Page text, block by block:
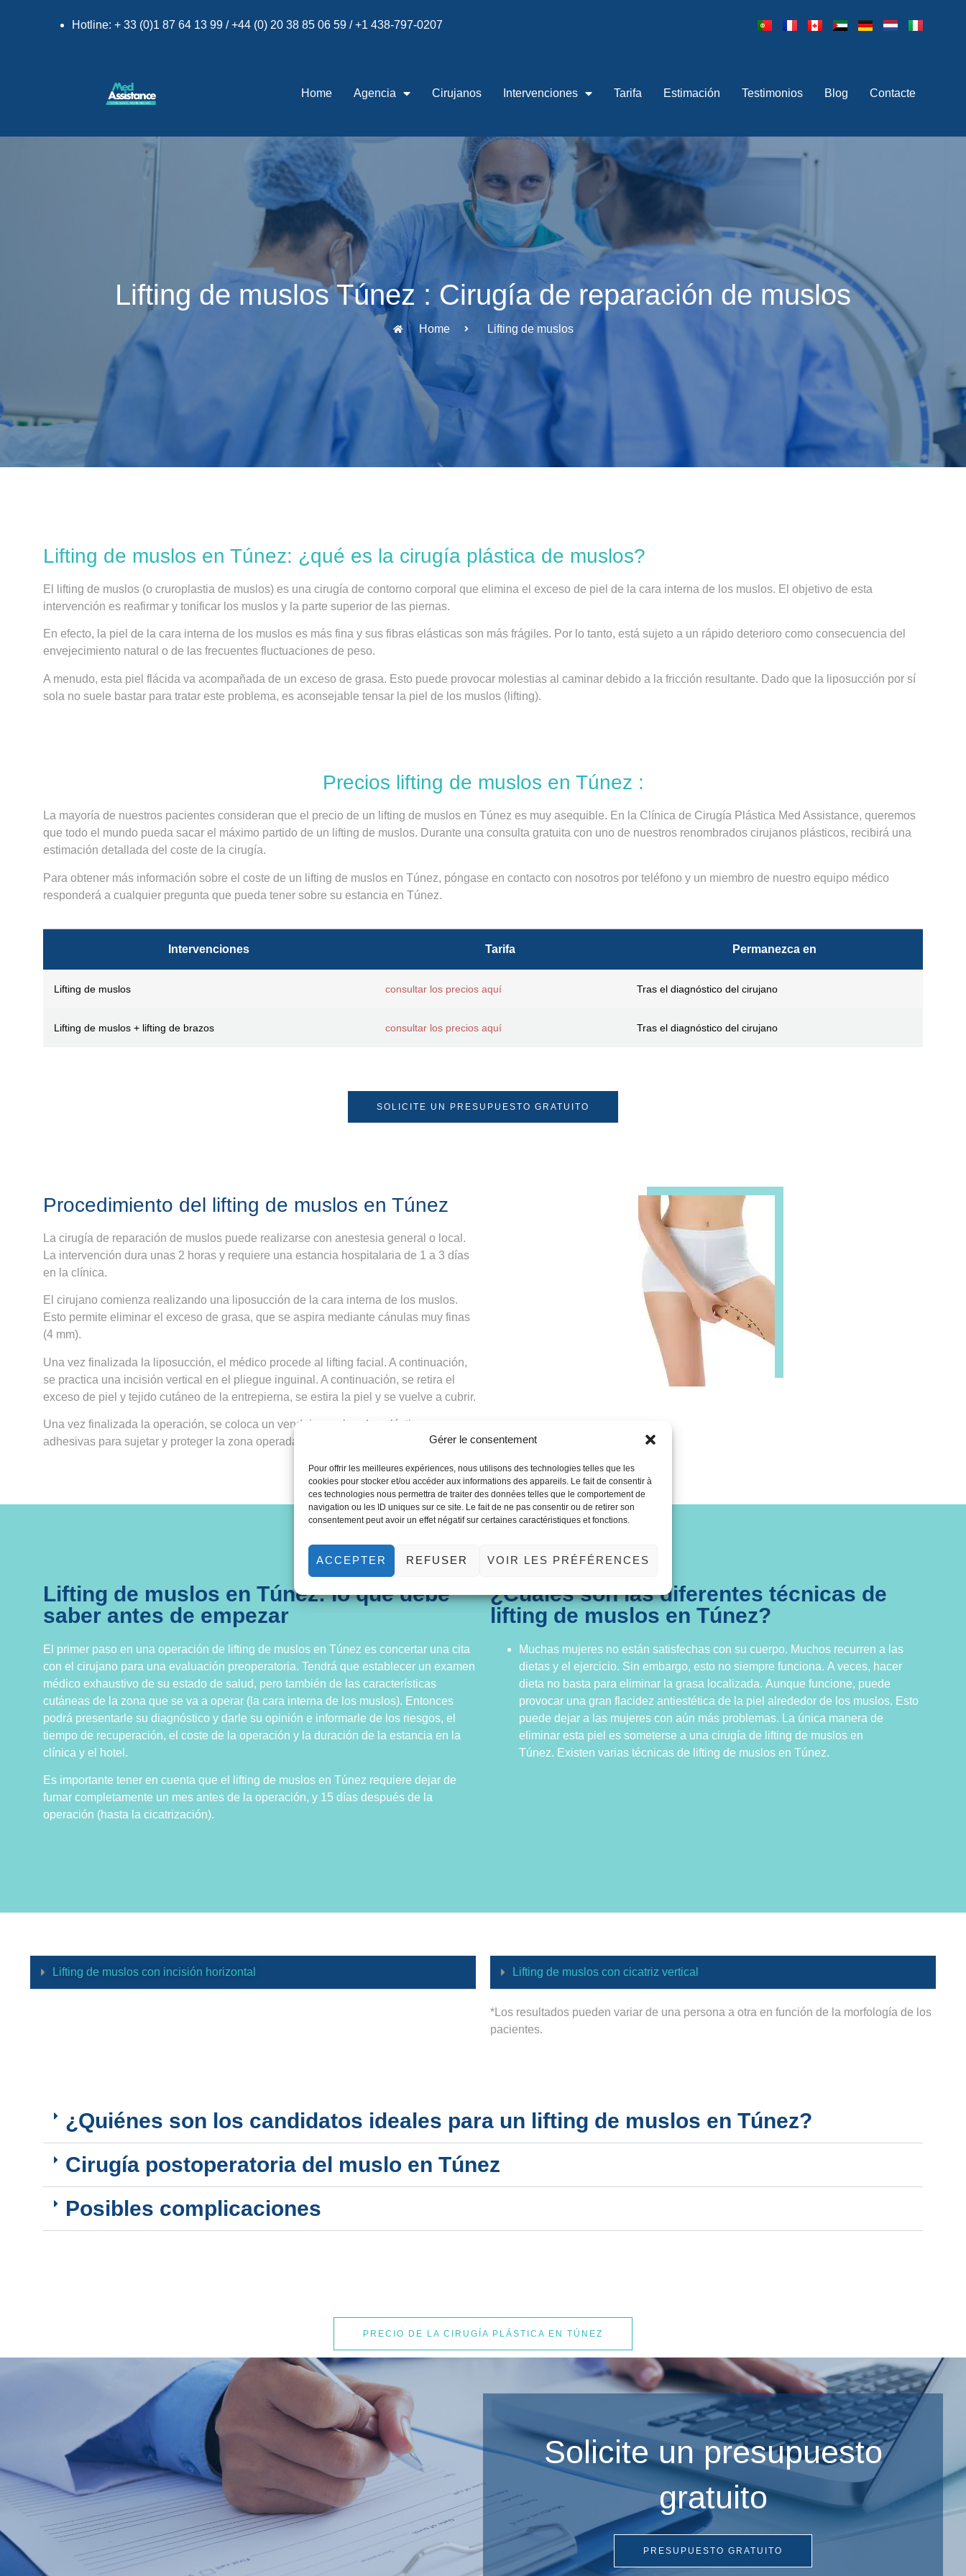
Gérer le consentement
Pour offrir les meilleures expériences, nous utilisons des technologies telles que les
cookies pour stocker et/ou accéder aux informations des appareils. Le fait de consentir à
ces technologies nous permettra de traiter des données telles que le comportement de
navigation ou les ID uniques sur ce site. Le fait de ne pas consentir ou de retirer son
consentement peut avoir un effet négatif sur certaines caractéristiques et fonctions.
ACCEPTER REFUSER VOIR LES PRÉFÉRENCES
Hotline: + 33 (0)1 87 64 13 99 / +44 (0) 20 38 85 06 59 / +1 438-797-0207
Home Agencia Cirujanos Intervenciones Tarifa Estimación Testimonios Blog Contacte
Lifting de muslos Túnez : Cirugía de reparación de muslos
Home Lifting de muslos
Lifting de muslos en Túnez: ¿qué es la cirugía plástica de muslos?
El lifting de muslos (o cruroplastia de muslos) es una cirugía de contorno corporal que elimina el exceso de piel de la cara interna de los muslos. El objetivo de esta
intervención es reafirmar y tonificar los muslos y la parte superior de las piernas.
En efecto, la piel de la cara interna de los muslos es más fina y sus fibras elásticas son más frágiles. Por lo tanto, está sujeto a un rápido deterioro como consecuencia del
envejecimiento natural o de las frecuentes fluctuaciones de peso.
A menudo, esta piel flácida va acompañada de un exceso de grasa. Esto puede provocar molestias al caminar debido a la fricción resultante. Dado que la liposucción por sí
sola no suele bastar para tratar este problema, es aconsejable tensar la piel de los muslos (lifting).
Precios lifting de muslos en Túnez :
La mayoría de nuestros pacientes consideran que el precio de un lifting de muslos en Túnez es muy asequible. En la Clínica de Cirugía Plástica Med Assistance, queremos
que todo el mundo pueda sacar el máximo partido de un lifting de muslos. Durante una consulta gratuita con uno de nuestros renombrados cirujanos plásticos, recibirá una
estimación detallada del coste de la cirugía.
Para obtener más información sobre el coste de un lifting de muslos en Túnez, póngase en contacto con nosotros por teléfono y un miembro de nuestro equipo médico
responderá a cualquier pregunta que pueda tener sobre su estancia en Túnez.
Intervenciones Tarifa Permanezca en
Lifting de muslos consultar los precios aquí Tras el diagnóstico del cirujano
Lifting de muslos + lifting de brazos consultar los precios aquí Tras el diagnóstico del cirujano
SOLICITE UN PRESUPUESTO GRATUITO
Procedimiento del lifting de muslos en Túnez
La cirugía de reparación de muslos puede realizarse con anestesia general o local.
La intervención dura unas 2 horas y requiere una estancia hospitalaria de 1 a 3 días
en la clínica.
El cirujano comienza realizando una liposucción de la cara interna de los muslos.
Esto permite eliminar el exceso de grasa, que se aspira mediante cánulas muy finas
(4 mm).
Una vez finalizada la liposucción, el médico procede al lifting facial. A continuación,
se practica una incisión vertical en el pliegue inguinal. A continuación, se retira el
exceso de piel y tejido cutáneo de la entrepierna, se estira la piel y se vuelve a cubrir.
Una vez finalizada la operación, se coloca un vendaje con bandas elásticas
adhesivas para sujetar y proteger la zona operada.
Lifting de muslos en Túnez: lo que debe
saber antes de empezar
El primer paso en una operación de lifting de muslos en Túnez es concertar una cita
con el cirujano para una evaluación preoperatoria. Tendrá que establecer un examen
médico exhaustivo de su estado de salud, pero también de las características
cutáneas de la zona que se va a operar (la cara interna de los muslos). Entonces
podrá presentarle su diagnóstico y darle su opinión e informarle de los riesgos, el
tiempo de recuperación, el coste de la operación y la duración de la estancia en la
clínica y el hotel.
Es importante tener en cuenta que el lifting de muslos en Túnez requiere dejar de
fumar completamente un mes antes de la operación, y 15 días después de la
operación (hasta la cicatrización).
¿Cuáles son las diferentes técnicas de
lifting de muslos en Túnez?
Muchas mujeres no están satisfechas con su cuerpo. Muchos recurren a las
dietas y el ejercicio. Sin embargo, esto no siempre funciona. A veces, hacer
dieta no basta para eliminar la grasa localizada. Aunque funcione, puede
provocar una gran flacidez antiestética de la piel alrededor de los muslos. Esto
puede dejar a las mujeres con aún más problemas. La única manera de
eliminar esta piel es someterse a una cirugía de lifting de muslos en
Túnez. Existen varias técnicas de lifting de muslos en Túnez.
Lifting de muslos con incisión horizontal Lifting de muslos con cicatriz vertical
*Los resultados pueden variar de una persona a otra en función de la morfología de los
pacientes.
¿Quiénes son los candidatos ideales para un lifting de muslos en Túnez?
Cirugía postoperatoria del muslo en Túnez
Posibles complicaciones
PRECIO DE LA CIRUGÍA PLÁSTICA EN TÚNEZ
Solicite un presupuesto
gratuito
PRESUPUESTO GRATUITO